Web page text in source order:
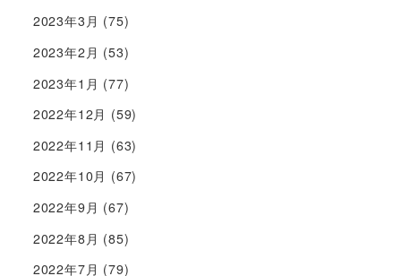
2023年3月 (75)
2023年2月 (53)
2023年1月 (77)
2022年12月 (59)
2022年11月 (63)
2022年10月 (67)
2022年9月 (67)
2022年8月 (85)
2022年7月 (79)